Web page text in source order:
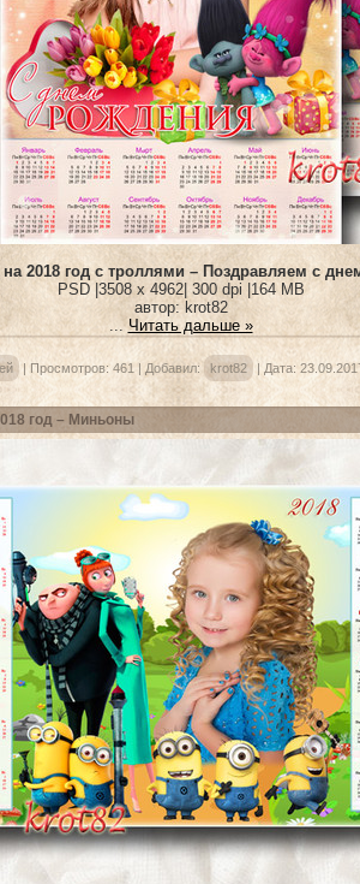
на 2018 год с троллями – Поздравляем с
PSD |3508 x 4962| 300 dpi |164 MB
автор: krot82
...Читать дальше »
| Просмотров: 461 | Добавил: krot82 | Дата:
год – Миньоны